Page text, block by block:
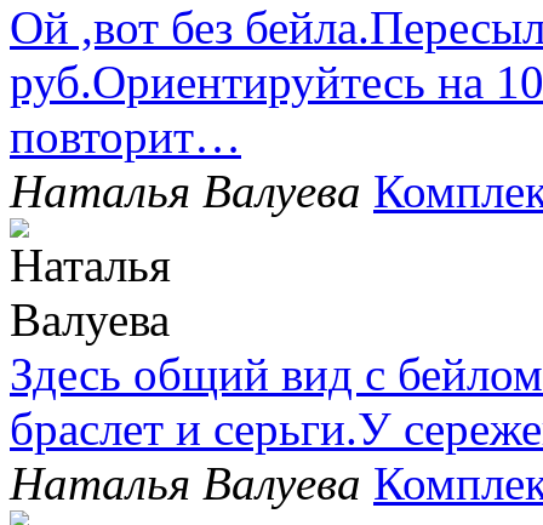
Ой ,вот без
руб.Ориентируйтесь на
повторит…
Наталья Валуева
Здесь общий вид с
браслет и серьги.У
Наталья Валуева